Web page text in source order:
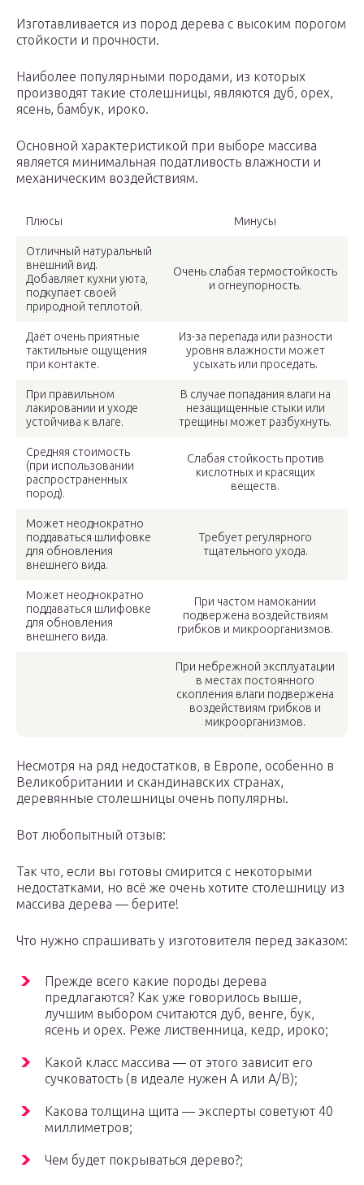
Изготавливается из пород дерева с высоким порогом
стойкости и прочности.
Наиболее популярными породами, из которых
производят такие столешницы, являются дуб, орех,
ясень, бамбук, ироко.
Основной характеристикой при выборе массива
является минимальная податливость влажности и
механическим воздействиям.
Плюсы Минусы
Отличный натуральный
внешний вид.
Добавляет кухни уюта,
подкупает своей
природной теплотой.
Очень слабая термостойкость
и огнеупорность.
Даёт очень приятные
тактильные ощущения
при контакте.
Из-за перепада или разности
уровня влажности может
усыхать или проседать.
При правильном
лакировании и уходе
устойчива к влаге.
В случае попадания влаги на
незащищенные стыки или
трещины может разбухнуть.
Средняя стоимость
(при использовании
распространенных
пород).
Слабая стойкость против
кислотных и красящих
веществ.
Может неоднократно
поддаваться шлифовке
для обновления
внешнего вида.
Требует регулярного
тщательного ухода.
Может неоднократно
поддаваться шлифовке
для обновления
внешнего вида.
При частом намокании
подвержена воздействиям
грибков и микроорганизмов.
При небрежной эксплуатации
в местах постоянного
скопления влаги подвержена
воздействиям грибков и
микроорганизмов.
Несмотря на ряд недостатков, в Европе, особенно в
Великобритании и скандинавских странах,
деревянные столешницы очень популярны.
Вот любопытный отзыв:
Так что, если вы готовы смирится с некоторыми
недостатками, но всё же очень хотите столешницу из
массива дерева — берите!
Что нужно спрашивать у изготовителя перед заказом:
Прежде всего какие породы дерева
предлагаются? Как уже говорилось выше,
лучшим выбором считаются дуб, венге, бук,
ясень и орех. Реже лиственница, кедр, ироко;
Какой класс массива — от этого зависит его
сучковатость (в идеале нужен А или А/В);
Какова толщина щита — эксперты советуют 40
миллиметров;
Чем будет покрываться дерево?;